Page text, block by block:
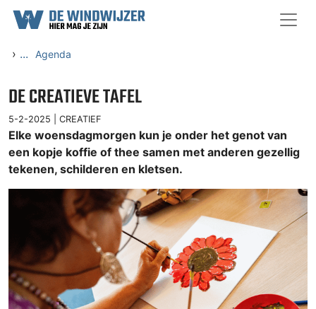
Ga naar content
› ... Agenda
DE CREATIEVE TAFEL
5-2-2025 | CREATIEF
Elke woensdagmorgen kun je onder het genot van
een kopje koffie of thee samen met anderen gezellig
tekenen, schilderen en kletsen.